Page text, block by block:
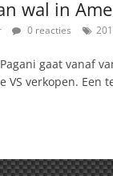
wal in
0 reacties
gaat vanaf
verkopen. Een